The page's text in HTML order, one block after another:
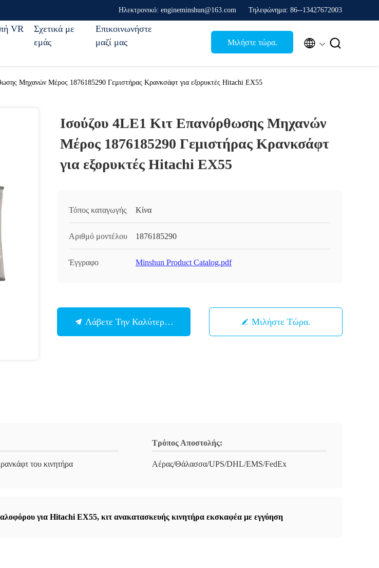
Ηλεκτρονικό: engineminshun@163.com Τηλεφώνημα: 86--13427672003
VR
Σχετικά με
εμάς
Επικοινωνήστε
μαζί μας
Μιλήστε τώρα.  
Μηχανών Μέρος 1876185290 Γεμιστήρας Κρανκσάφτ για εξορυκτές Hitachi EX55
Ισούζου 4LE1 Κιτ Επανόρθωσης Μηχανών
Μέρος 1876185290 Γεμιστήρας Κρανκσάφτ
για εξορυκτές Hitachi EX55
Τόπος καταγωγής Κίνα
Αριθμό μοντέλου 1876185290
Έγγραφο Minshun Product Catalog.pdf
Λάβετε Την Καλύτερη Τιμή Μιλήστε Τώρα.
του κινητήρα
Τρόπος Αποστολής:
Αέρας/Θάλασσα/UPS/DHL/EMS/FedEx
για Hitachi EX55, κιτ ανακατασκευής κινητήρα εκσκαφέα με εγγύηση